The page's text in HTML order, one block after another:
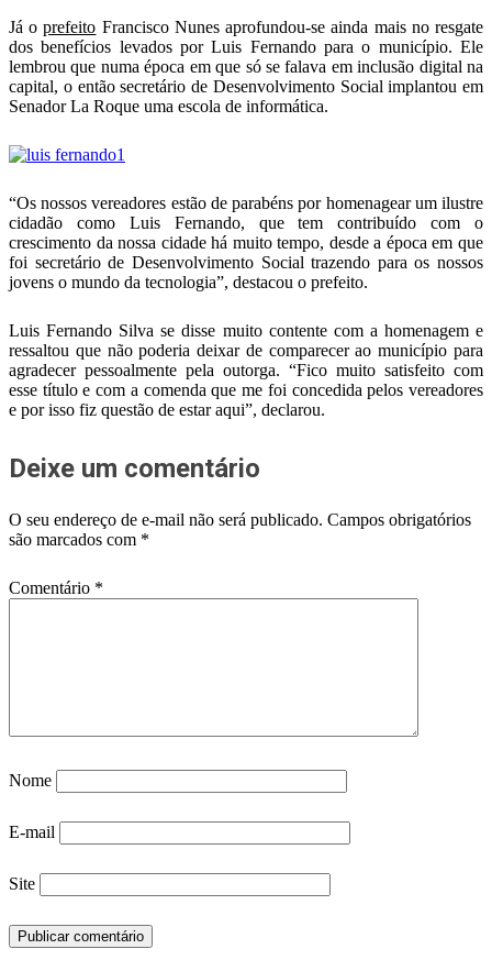
Já oprefeito Francisco Nunes aprofundou-se ainda mais no resgate
dos benefícios levados por Luis Fernando para o município. Ele
lembrou que numa época em que só se falava em inclusão digital na
capital, o então secretário de Desenvolvimento Social implantou em
Senador La Roque uma escola de informática.
“Os nossos vereadores estão de parabéns por homenagear um ilustre
cidadão como Luis Fernando, que tem contribuído com o
crescimento da nossa cidade há muito tempo, desde a época em que
foi secretário de Desenvolvimento Social trazendo para os nossos
jovens o mundo da tecnologia”, destacou o prefeito.
Luis Fernando Silva se disse muito contente com a homenagem e
ressaltou que não poderia deixar de comparecer ao município para
agradecer pessoalmente pela outorga. “Fico muito satisfeito com
esse título e com a comenda que me foi concedida pelos vereadores
e por isso fiz questão de estar aqui”, declarou.
Deixe um comentário
O seu endereço de e-mail não será publicado. Campos obrigatórios
são marcados com *
Comentário *
Nome
E-mail
Site